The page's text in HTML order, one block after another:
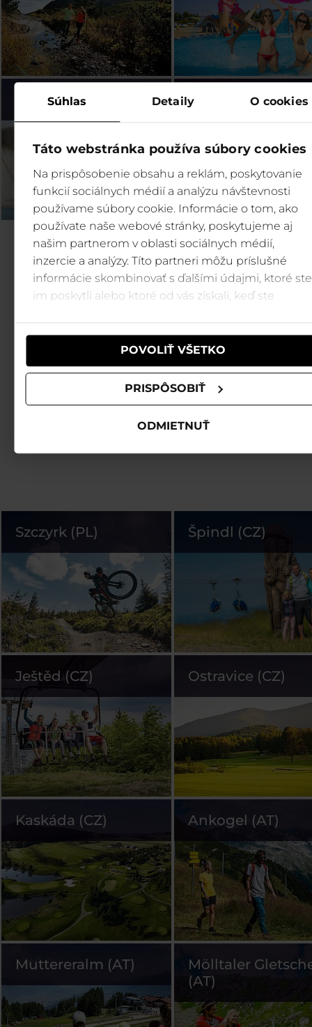
Súhlas Detaily O cookies
Táto webstránka používa súbory cookies
Na prispôsobenie obsahu a reklám, poskytovanie
funkcií sociálnych médií a analýzu návštevnosti
používame súbory cookie. Informácie o tom, ako
používate naše webové stránky, poskytujeme aj
našim partnerom v oblasti sociálnych médií,
inzercie a analýzy. Títo partneri môžu príslušné
informácie skombinovať s ďalšími údajmi, ktoré ste
im poskytli alebo ktoré od vás získali, keď ste
POVOLIŤ VŠETKO
PRISPÔSOBIŤ
ODMIETNUŤ
Bešeňová (SK) Legendia (PL)
Szczyrk (PL) Špindl (CZ)
Ještěd (CZ) Ostravice (CZ)
Kaskáda (CZ) Ankogel (AT)
Muttereralm (AT)
Mölltaler
(AT)